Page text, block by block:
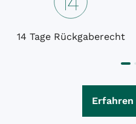
14 Tage Rückgaberecht